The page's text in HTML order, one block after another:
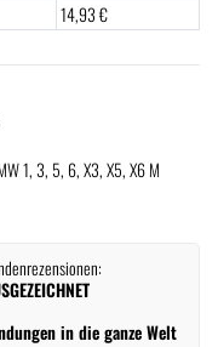
1, 3, 5, 6, X3, X5, X6 M
14,93 €
in die ganze Welt